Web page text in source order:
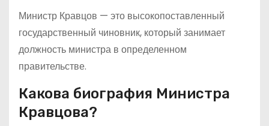
Министр Кравцов — это высокопоставленный
государственный чиновник, который занимает
должность министра в определенном
правительстве.
Какова биография Министра
Кравцова?